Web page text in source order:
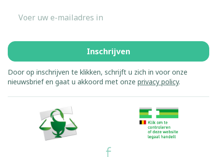
Inschrijven
Door op inschrijven te klikken, schrijft u zich in voor onze
nieuwsbrief en gaat u akkoord met onze privacy policy.